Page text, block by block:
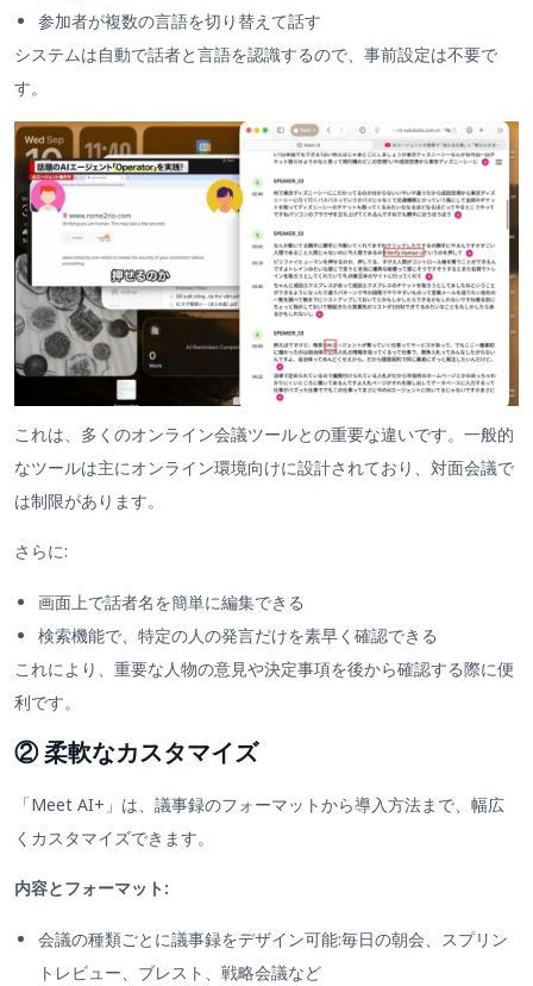
参加者が複数の言語を切り替えて話す
システムは自動で話者と言語を認識するので、事前設定は不要で
す。
これは、多くのオンライン会議ツールとの重要な違いです。一般的
なツールは主にオンライン環境向けに設計されており、対面会議で
は制限があります。
さらに:
画面上で話者名を簡単に編集できる
検索機能で、特定の人の発言だけを素早く確認できる
これにより、重要な人物の意見や決定事項を後から確認する際に便
利です。
② 柔軟なカスタマイズ
「Meet AI+」は、議事録のフォーマットから導入方法まで、幅広
くカスタマイズできます。
内容とフォーマット:
会議の種類ごとに議事録をデザイン可能:毎日の朝会、スプリン
トレビュー、ブレスト、戦略会議など